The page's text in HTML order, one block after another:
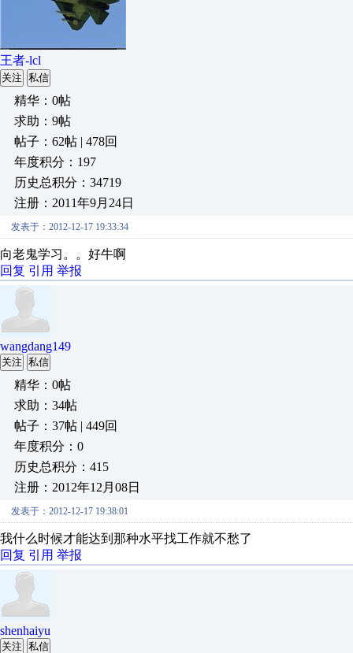
王者-lcl
关注 私信
精华：0帖
求助：9帖
帖子：62帖 | 478回
年度积分：197
历史总积分：34719
注册：2011年9月24日
发表于：2012-12-17 19:33:34
向老鬼学习。。好牛啊
回复 引用 举报
wangdang149
关注 私信
精华：0帖
求助：34帖
帖子：37帖 | 449回
年度积分：0
历史总积分：415
注册：2012年12月08日
发表于：2012-12-17 19:38:01
我什么时候才能达到那种水平找工作就不愁了
回复 引用 举报
shenhaiyu
关注 私信